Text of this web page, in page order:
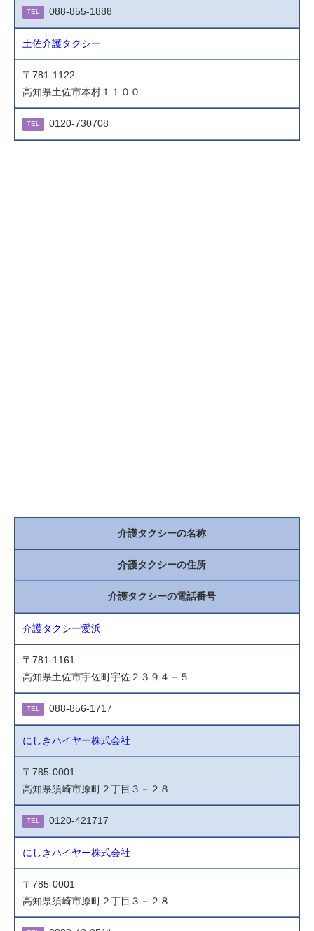
TEL 088-855-1888
土佐介護タクシー
〒781-1122
高知県土佐市本村１１００
TEL 0120-730708
介護タクシーの名称
介護タクシーの住所
介護タクシーの電話番号
介護タクシー愛浜
〒781-1161
高知県土佐市宇佐町宇佐２３９４－５
TEL 088-856-1717
にしきハイヤー株式会社
〒785-0001
高知県須崎市原町２丁目３－２８
TEL 0120-421717
にしきハイヤー株式会社
〒785-0001
高知県須崎市原町２丁目３－２８